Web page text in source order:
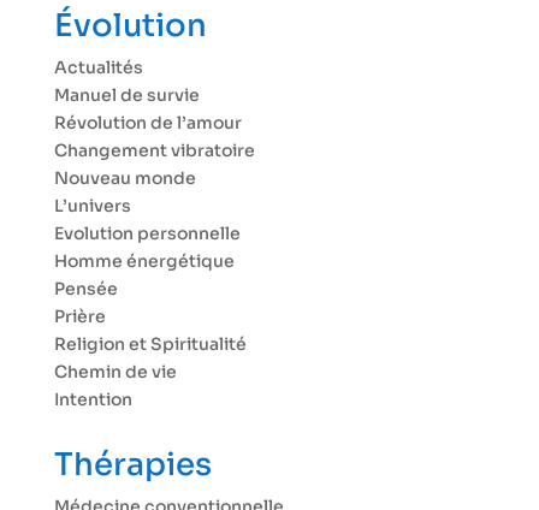
Évolution
Actualités
Manuel de survie
Révolution de l’amour
Changement vibratoire
Nouveau monde
L’univers
Evolution personnelle
Homme énergétique
Pensée
Prière
Religion et Spiritualité
Chemin de vie
Intention
Thérapies